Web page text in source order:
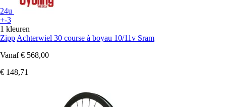
24u
+-3
1 kleuren
Zipp Achterwiel 30 course à boyau 10/11v Sram
Vanaf € 568,00
€ 148,71